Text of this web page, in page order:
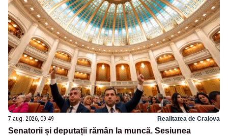
7 aug. 2026, 09:49 Realitatea de Craiova
Senatorii și deputații rămân la muncă. Sesiunea